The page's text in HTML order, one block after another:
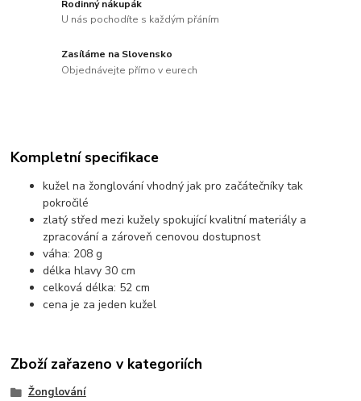
Rodinný nákupák
U nás pochodíte s každým přáním
Zasíláme na Slovensko
Objednávejte přímo v eurech
Kompletní specifikace
kužel na žonglování vhodný jak pro začátečníky tak
pokročilé
zlatý střed mezi kužely spokující kvalitní materiály a
zpracování a zároveň cenovou dostupnost
váha: 208 g
délka hlavy 30 cm
celková délka: 52 cm
cena je za jeden kužel
Zboží zařazeno v kategoriích
Žonglování